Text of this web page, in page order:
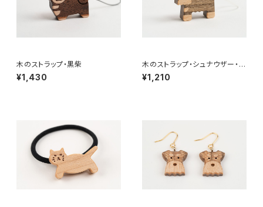
木のストラップ・黒柴
¥1,430
木のストラップ・シュナウザー・ソ
ルト&ペッパー
¥1,210